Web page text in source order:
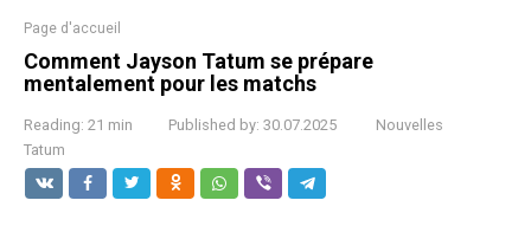
Page d'accueil
Comment Jayson Tatum se prépare
mentalement pour les matchs
Reading: 21 min Published by: 30.07.2025
Nouvelles
Tatum